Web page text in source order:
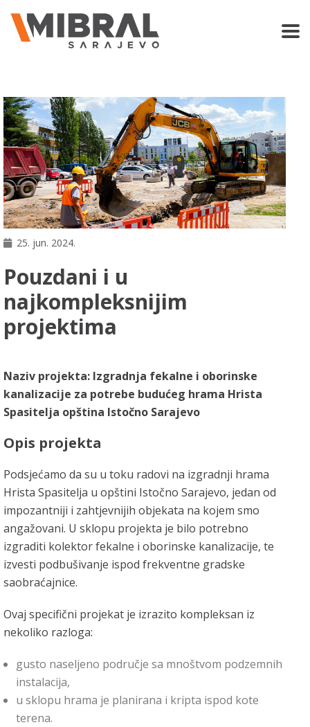
25. jun. 2024.
Pouzdani i u
najkompleksnijim
projektima
Naziv projekta: Izgradnja fekalne i oborinske
kanalizacije za potrebe budućeg hrama Hrista
Spasitelja opština Istočno Sarajevo
Opis projekta
Podsjećamo da su u toku radovi na izgradnji hrama
Hrista Spasitelja u opštini Istočno Sarajevo, jedan od
impozantniji i zahtjevnijih objekata na kojem smo
angažovani. U sklopu projekta je bilo potrebno
izgraditi kolektor fekalne i oborinske kanalizacije, te
izvesti podbušivanje ispod frekventne gradske
saobraćajnice.
Ovaj specifični projekat je izrazito kompleksan iz
nekoliko razloga:
gusto naseljeno područje sa mnoštvom podzemnih
instalacija,
u sklopu hrama je planirana i kripta ispod kote
terena.